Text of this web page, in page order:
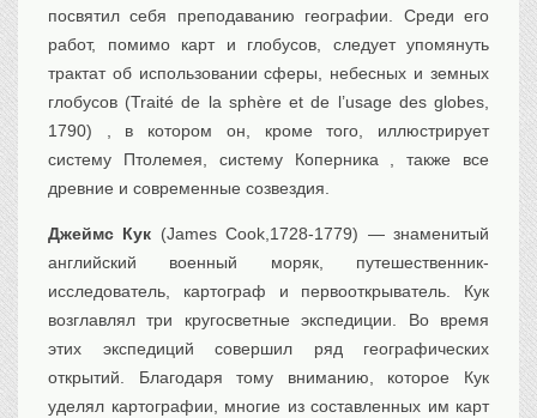
посвятил себя преподаванию географии. Среди его
работ, помимо карт и глобусов, следует упомянуть
трактат об использовании сферы, небесных и земных
глобусов (Traité de la sphère et de l’usage des globes,
1790) , в котором он, кроме того, иллюстрирует
систему Птолемея, систему Коперника , также все
древние и современные созвездия.
Джеймс Кук (James Cook,1728-1779) — знаменитый
английский военный моряк, путешественник-
исследователь, картограф и первооткрыватель. Кук
возглавлял три кругосветные экспедиции. Во время
этих экспедиций совершил ряд географических
открытий. Благодаря тому вниманию, которое Кук
уделял картографии, многие из составленных им карт